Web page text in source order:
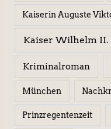
Kaiserin Auguste
Kaiser Wilhelm II.
Kriminalroman
München
Prinzregentenzeit